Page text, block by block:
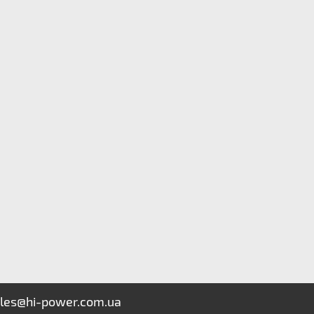
power.com.ua